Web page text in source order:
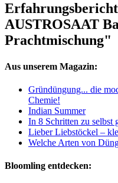
AUSTROSAAT
Prachtmischung"
Aus unserem Magazin:
Gründüngung... die
Chemie!
Indian Summer
In 8 Schritten zu selbst
Lieber Liebstöckel –
Welche Arten von
Bloomling entdecken: